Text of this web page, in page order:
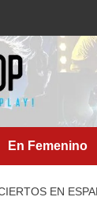
En Femenino
EN